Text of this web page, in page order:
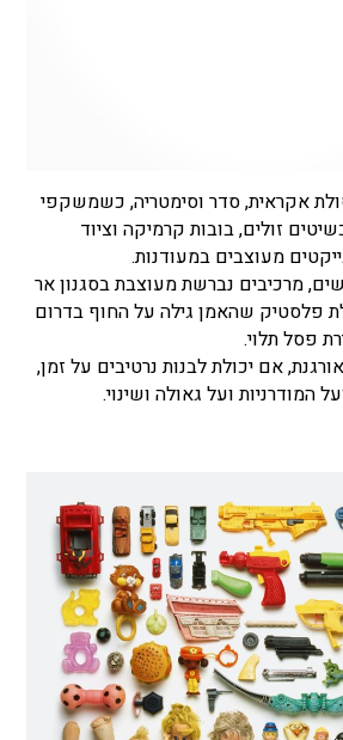
אקראית, סדר וסימטריה, כשמשקפי
זולים, בובות קרמיקה וציוד
מעוצבים במעודנות.
מרכיבים נברשת מעוצבת בסגנון אר
פלסטיק שהאמן גילה על החוף בדרום
פסל תלוי.
אם יכולת לבנות נרטיבים על זמן,
המודרניות ועל גאולה ושינוי.